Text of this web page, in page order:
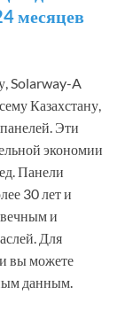
месяцев
Solarway-A
Казахстану,
Эти
экономии
Панели
30 лет и
и
Для
вы можете
данным.